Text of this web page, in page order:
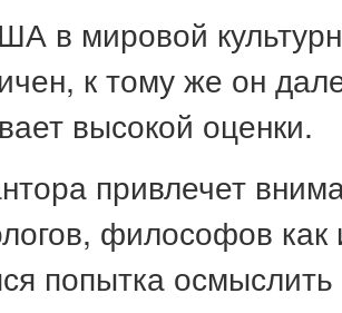
в мировой
к тому же он
высокой оценки.
привлечет
философов
попытка